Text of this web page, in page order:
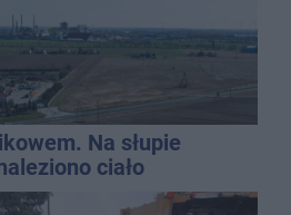
Na słupie
ciało